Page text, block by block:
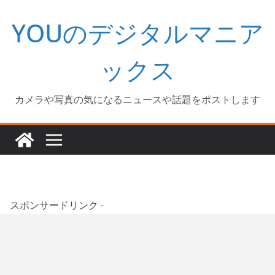
キ
YOUのデジタルマニア
ックス
カメラや写真の気になるニュースや話題をポストします
スポンサードリンク -